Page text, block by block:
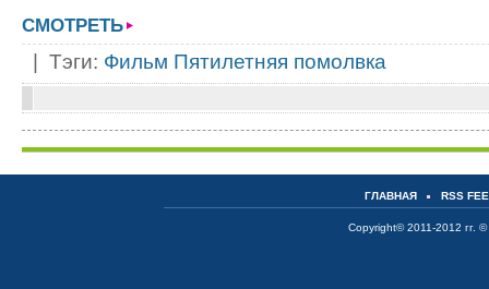
СМОТРЕТЬ
| Тэги: Фильм Пятилетняя помолвка
ГЛАВНАЯ RSS
Copyright© 2011-2012 гг. ©